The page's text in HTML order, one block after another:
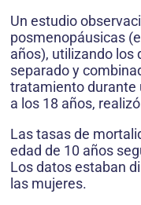
Un estudio
posmenopáusicas
años), utilizando los
separado y
tratamiento durante
a los 18 años,
Las tasas de
edad de 10 años
Los datos estaban
las mujeres.